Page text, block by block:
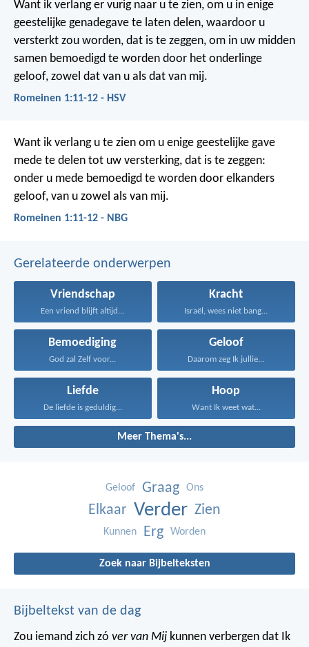
Want ik verlang er vurig naar u te zien, om u in enige
geestelijke genadegave te laten delen, waardoor u
versterkt zou worden, dat is te zeggen, om in uw midden
samen bemoedigd te worden door het onderlinge
geloof, zowel dat van u als dat van mij.
Romeinen 1:11-12 - HSV
Want ik verlang u te zien om u enige geestelijke gave
mede te delen tot uw versterking, dat is te zeggen:
onder u mede bemoedigd te worden door elkanders
geloof, van u zowel als van mij.
Romeinen 1:11-12 - NBG
Gerelateerde onderwerpen
Vriendschap
Een vriend blijft altijd...
Kracht
Israël, wees niet bang...
Bemoediging
God zal Zelf voor...
Geloof
Daarom zeg Ik jullie...
Liefde
De liefde is geduldig...
Hoop
Want Ik weet wat...
Meer Thema's...
Geloof Graag Ons
Elkaar Verder Zien
Kunnen Erg Worden
Zoek naar Bijbelteksten
Bijbeltekst van de dag
Zou iemand zich zó ver van Mij kunnen verbergen dat Ik